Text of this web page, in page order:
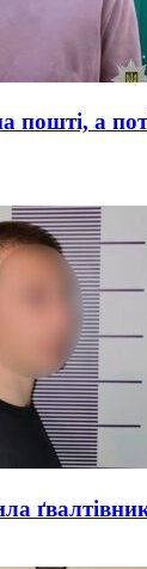
пошті, а